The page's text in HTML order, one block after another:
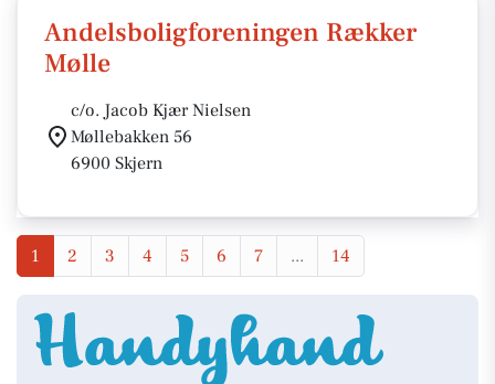
Andelsboligforeningen Rækker
Mølle
c/o. Jacob Kjær Nielsen
Møllebakken 56
6900 Skjern
1 2 3 4 5 6 7 ... 14